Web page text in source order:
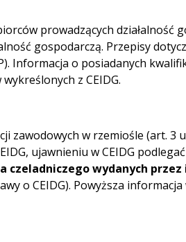
prowadzących działalność
gospodarczą. Przepisy
Informacja o posiadanych
z CEIDG.
zawodowych w rzemiośle (art. 3
ujawnieniu w CEIDG
wydanych przez
o CEIDG). Powyższa